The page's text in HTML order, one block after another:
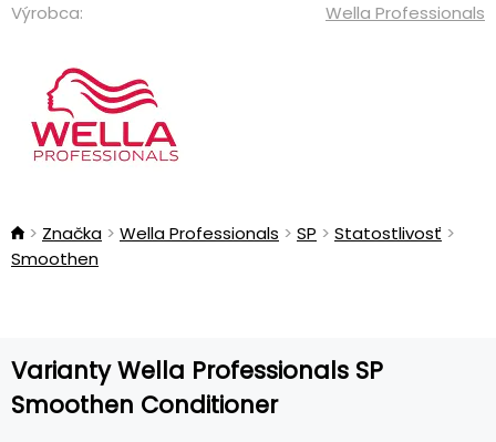
Výrobca: Wella Professionals
Značka Wella Professionals SP
Statostlivosť
Smoothen
Varianty Wella Professionals SP
Smoothen Conditioner